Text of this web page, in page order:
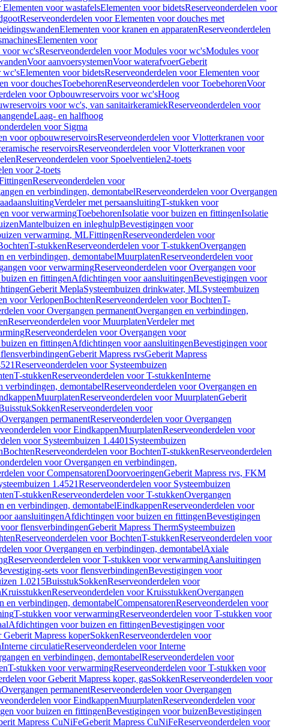
voor wastafelsElementen voor bidetsReserveonderdelen voor
Reserveonderdelen voor Elementen voor douches met
Elementen voor kranen en apparatenReserveonderdelen
Elementen voor
voor wc'sReserveonderdelen voor Modules voor wc'sModules voor
Voor aanvoersystemenVoor waterafvoerGeberit
wc'sElementen voor bidetsReserveonderdelen voor Elementen voor
voor douchesToebehorenReserveonderdelen voor ToebehorenVoor
voor Opbouwreservoirs voor wc'sHoog
voor wc's, van sanitairkeramiekReserveonderdelen voor
Laag- en halfhoog
voor Sigma
voor opbouwreservoirsReserveonderdelen voor Vlotterkranen voor
reservoirsReserveonderdelen voor Vlotterkranen voor
Reserveonderdelen voor Spoelventielen2-toets
voor 2-toets
Reserveonderdelen voor
en verbindingen, demontabelReserveonderdelen voor Overgangen
Verdeler met persaansluitingT-stukken voor
voor verwarmingToebehorenIsolatie voor buizen en fittingenIsolatie
Mantelbuizen en inleghulpBevestigingen voor
verwarming, MLFittingenReserveonderdelen voor
T-stukkenReserveonderdelen voor T-stukkenOvergangen
en verbindingen, demontabelMuurplatenReserveonderdelen voor
voor verwarmingReserveonderdelen voor Overgangen voor
en fittingenAfdichtingen voor aansluitingenBevestigingen voor
Geberit MeplaSysteembuizen drinkwater, MLSysteembuizen
voor VerlopenBochtenReserveonderdelen voor BochtenT-
voor Overgangen permanentOvergangen en verbindingen,
Reserveonderdelen voor MuurplatenVerdeler met
Reserveonderdelen voor Overgangen voor
en fittingenAfdichtingen voor aansluitingenBevestigingen voor
Geberit Mapress rvsGeberit Mapress
Reserveonderdelen voor Systeembuizen
T-stukkenReserveonderdelen voor T-stukkenInterne
verbindingen, demontabelReserveonderdelen voor Overgangen en
MuurplatenReserveonderdelen voor MuurplatenGeberit
SokkenReserveonderdelen voor
Overgangen permanentReserveonderdelen voor Overgangen
voor EindkappenMuurplatenReserveonderdelen voor
voor Systeembuizen 1.4401 Systeembuizen
BochtenReserveonderdelen voor BochtenT-stukkenReserveonderdelen
voor Overgangen en verbindingen,
voor CompensatorenDoorvoeringenGeberit Mapress rvs, FKM
1.4521Reserveonderdelen voor Systeembuizen
T-stukkenReserveonderdelen voor T-stukkenOvergangen
en verbindingen, demontabelEindkappenReserveonderdelen voor
aansluitingenAfdichtingen voor buizen en fittingenBevestigingen
flensverbindingenGeberit Mapress ThermSysteembuizen
Reserveonderdelen voor BochtenT-stukkenReserveonderdelen voor
voor Overgangen en verbindingen, demontabelAxiale
Reserveonderdelen voor T-stukken voor verwarmingAansluitingen
sets voor flensverbindingenBevestigingen voor
1.0215BuisstukSokkenReserveonderdelen voor
KruisstukkenReserveonderdelen voor KruisstukkenOvergangen
en verbindingen, demontabelCompensatorenReserveonderdelen voor
T-stukken voor verwarmingReserveonderdelen voor T-stukken voor
Afdichtingen voor buizen en fittingenBevestigingen voor
Geberit Mapress koperSokkenReserveonderdelen voor
Interne circulatieReserveonderdelen voor Interne
en verbindingen, demontabelReserveonderdelen voor
T-stukken voor verwarmingReserveonderdelen voor T-stukken voor
voor Geberit Mapress koper, gasSokkenReserveonderdelen voor
Overgangen permanentReserveonderdelen voor Overgangen
voor EindkappenMuurplatenReserveonderdelen voor
voor buizen en fittingenBevestigingen voor buizenBevestigingen
Mapress CuNiFeGeberit Mapress CuNiFeReserveonderdelen voor